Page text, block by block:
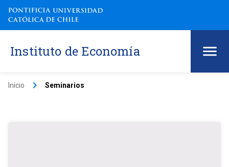
Instituto de Economía
Inicio keyboard_arrow_right Seminarios